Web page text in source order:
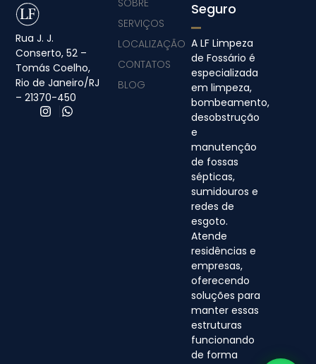
Rua J. J.
Conserto, 52 –
Tomás Coelho,
Rio de Janeiro/RJ
– 21370-450
Seguro
A LF Limpeza
de Fossário é
especializada
em limpeza,
bombeamento,
desobstrução
e
manutenção
de fossas
sépticas,
sumidouros e
redes de
esgoto.
Atende
residências e
empresas,
oferecendo
soluções para
manter essas
estruturas
funcionando
de forma
SERVIÇOS
LOCALIZAÇÃO
CONTATOS
BLOG